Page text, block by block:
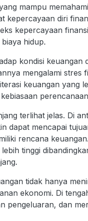
mampu
kepercayaan diri
kepercayaan
hidup.
kondisi
mengalami stres
keuangan yang
terlihat jelas. Di
dapat mencapai
rencana
tinggi
tidak hanya
ekonomi. Di
pengeluaran, dan